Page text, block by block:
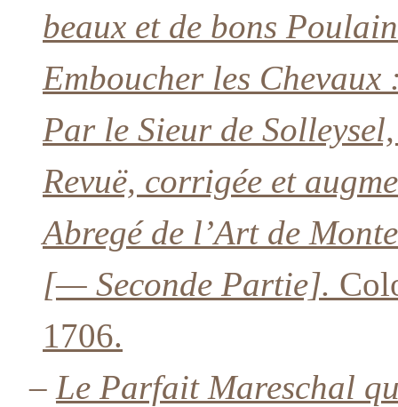
beaux et de bons
Emboucher les Chevaux
Par le Sieur de
Revuë, corrigée et
Abregé de l’Art de
[— Seconde Partie].
1706.
– Le Parfait Mareschal